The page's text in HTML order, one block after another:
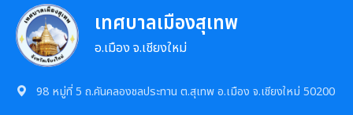
เทศบาลเมืองสุเทพ
อ.เมือง จ.เชียงใหม่
98 หมู่ที่ 5 ถ.คันคลองชลประทาน ต.สุเทพ อ.เมือง จ.เชียงใหม่ 50200